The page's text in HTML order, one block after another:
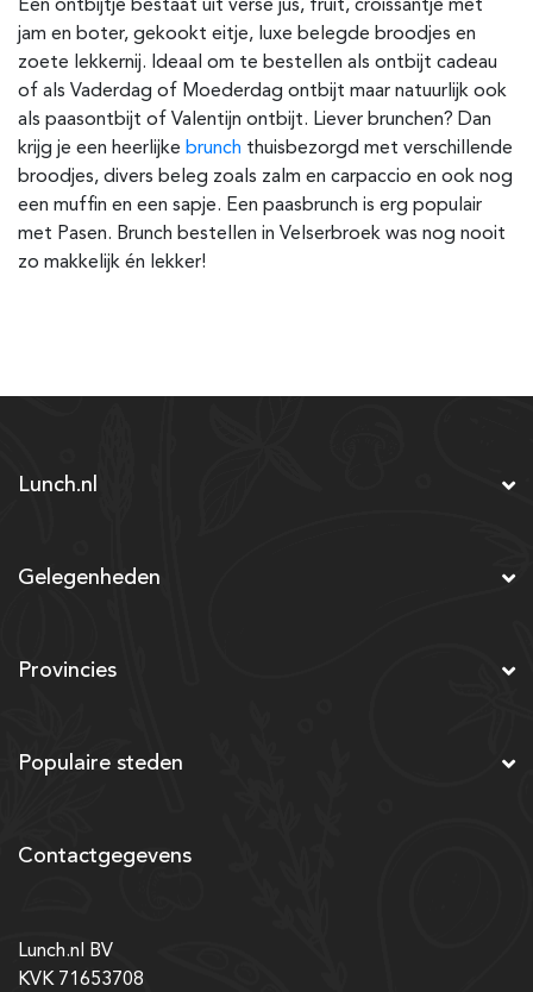
Een ontbijtje bestaat uit verse jus, fruit, croissantje met
jam en boter, gekookt eitje, luxe belegde broodjes en
zoete lekkernij. Ideaal om te bestellen als ontbijt cadeau
of als Vaderdag of Moederdag ontbijt maar natuurlijk ook
als paasontbijt of Valentijn ontbijt. Liever brunchen? Dan
krijg je een heerlijke brunch thuisbezorgd met verschillende
broodjes, divers beleg zoals zalm en carpaccio en ook nog
een muffin en een sapje. Een paasbrunch is erg populair
met Pasen. Brunch bestellen in Velserbroek was nog nooit
zo makkelijk én lekker!
Lunch.nl
Gelegenheden
Provincies
Populaire steden
Contactgegevens
Lunch.nl BV
KVK 71653708